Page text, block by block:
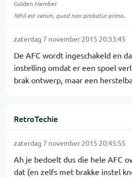
Golden Member
Nihil est verum, quod non probatur primo.
zaterdag 7 november 2015 20:33:45
De AFC wordt ingeschakeld en
instelling omdat er een spoel
brak ontwerp, maar een
RetroTechie
zaterdag 7 november 2015 20:45:55
Ah je bedoelt dus die hele AFC
dat (en zelfs met brakke instel